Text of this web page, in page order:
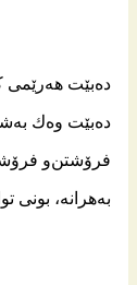
ده‌بێت هه‌رێمی
ده‌بێت وه‌ك
فرۆشتن‌و
به‌هرانه‌،